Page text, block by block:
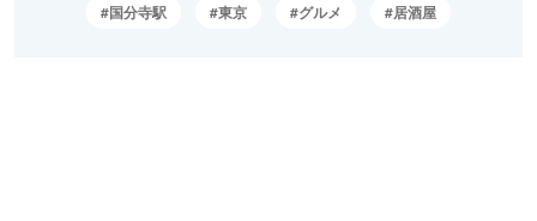
国分寺駅 東京 グルメ 居酒屋